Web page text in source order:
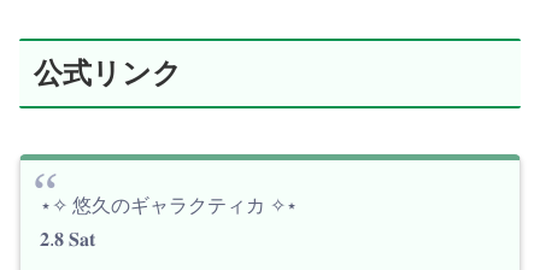
公式リンク
⋆✧ 悠久のギャラクティカ ✧⋆
𝟐.𝟖 𝐒𝐚𝐭